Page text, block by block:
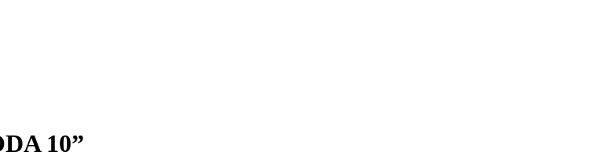
10”